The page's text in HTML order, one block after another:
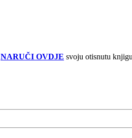
NARUČI OVDJE svoju otisnutu